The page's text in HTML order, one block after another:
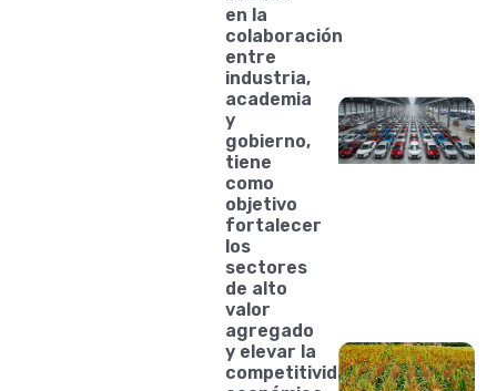
en la
colaboración
entre
industria,
academia
y
gobierno,
tiene
como
objetivo
fortalecer
los
sectores
de alto
valor
agregado
y elevar la
competitividad